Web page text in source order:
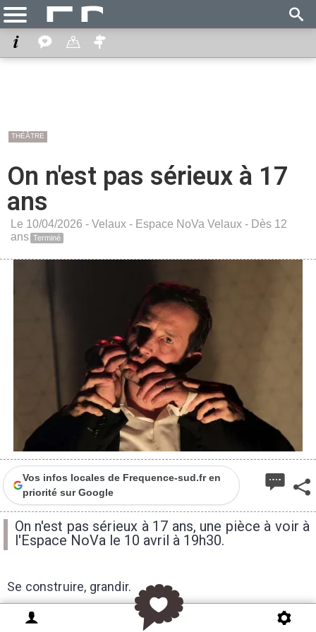
THÉÂTRE
On n'est pas sérieux à 17
ans
Le 10/04/2026 - Velaux - Espace NoVa Velaux - Dès 12
ans Terminé
Vos infos locales de Frequence-sud.fr en
priorité sur Google
On n'est pas sérieux à 17 ans, une pièce à voir à
l'Espace NoVa le 10 avril à 19h30.
Se construire, grandir.
L’Insouciance. Les Premières fois. Mais quand